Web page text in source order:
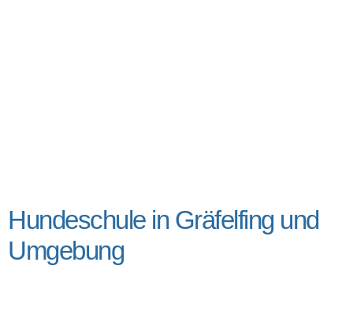
Hundeschule in Gräfelfing und
Umgebung